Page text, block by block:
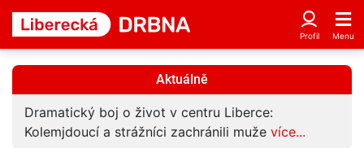
Aktuálně
Dramatický boj o život v centru Liberce:
Kolemjdoucí a strážníci zachránili muže více...